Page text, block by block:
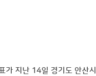
가 지난 14일 경기도 안산